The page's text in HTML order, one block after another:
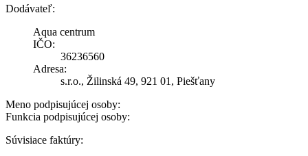
Dodávateľ:
Aqua centrum
IČO:
36236560
Adresa:
s.r.o., Žilinská 49, 921 01, Piešťany
Meno podpisujúcej osoby:
Funkcia podpisujúcej osoby:
Súvisiace faktúry: